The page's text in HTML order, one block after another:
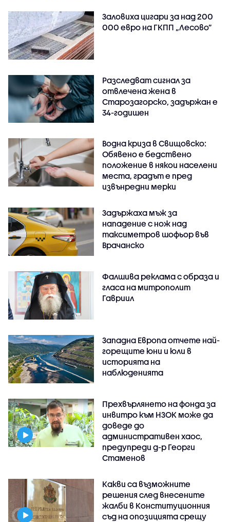
Заловиха цигари за над 200
000 евро на ГКПП „Лесово”
Разследват сигнал за
отвлечена жена в
Старозагорско, задържан е
34-годишен
Водна криза в Свищовско:
Обявено е бедствено
положение в някои населени
места, градът е пред
извънредни мерки
Задържаха мъж за
нападение с нож над
таксиметров шофьор във
Врачанско
Фалшива реклама с образа и
гласа на митрополит
Гавриил
Западна Европа отчете най-
горещите юни и юли в
историята на
наблюденията
Прехвърлянето на фонда за
инвитро към НЗОК може да
доведе до
административен хаос,
предупреди д-р Георги
Стаменов
Какви са възможните
решения след внесените
жалби в Конституционния
съд на опозицията срещу